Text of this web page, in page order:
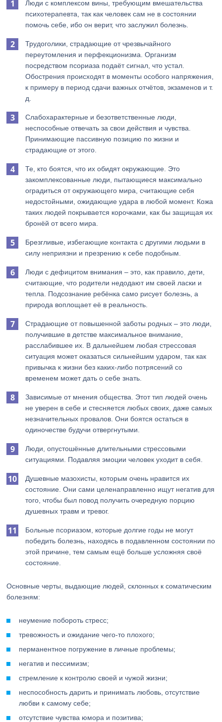
Люди с комплексом вины, требующим вмешательства
психотерапевта, так как человек сам не в состоянии
помочь себе, ибо он верит, что заслужил болезнь.
Трудоголики, страдающие от чрезвычайного
переутомления и перфекционизма. Организм
посредством псориаза подаёт сигнал, что устал.
Обострения происходят в моменты особого напряжения,
к примеру в период сдачи важных отчётов, экзаменов и т.
д.
Слабохарактерные и безответственные люди,
неспособные отвечать за свои действия и чувства.
Принимающие пассивную позицию по жизни и
страдающие от этого.
Те, кто боятся, что их обидят окружающие. Это
закомплексованные люди, пытающиеся максимально
оградиться от окружающего мира, считающие себя
недостойными, ожидающие удара в любой момент. Кожа
таких людей покрывается корочками, как бы защищая их
бронёй от всего мира.
Брезгливые, избегающие контакта с другими людьми в
силу неприязни и презрению к себе подобным.
Люди с дефицитом внимания – это, как правило, дети,
считающие, что родители недодают им своей ласки и
тепла. Подсознание ребёнка само рисует болезнь, а
природа воплощает её в реальность.
Страдающие от повышенной заботы родных – это люди,
получившие в детстве максимальное внимание,
расслабившее их. В дальнейшем любая стрессовая
ситуация может оказаться сильнейшим ударом, так как
привычка к жизни без каких-либо потрясений со
временем может дать о себе знать.
Зависимые от мнения общества. Этот тип людей очень
не уверен в себе и стесняется любых своих, даже самых
незначительных провалов. Они боятся остаться в
одиночестве будучи отвергнутыми.
Люди, опустошённые длительными стрессовыми
ситуациями. Подавляя эмоции человек уходит в себя.
Душевные мазохисты, которым очень нравится их
состояние. Они сами целенаправленно ищут негатив для
того, чтобы был повод получить очередную порцию
душевных травм и тревог.
Больные псориазом, которые долгие годы не могут
победить болезнь, находясь в подавленном состоянии по
этой причине, тем самым ещё больше усложняя своё
состояние.
Основные черты, выдающие людей, склонных к соматическим
болезням:
неумение побороть стресс;
тревожность и ожидание чего-то плохого;
перманентное погружение в личные проблемы;
негатив и пессимизм;
стремление к контролю своей и чужой жизни;
неспособность дарить и принимать любовь, отсутствие
любви к самому себе;
отсутствие чувства юмора и позитива;